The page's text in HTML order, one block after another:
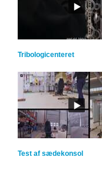
Tribologicenteret
Test af sædekonsol